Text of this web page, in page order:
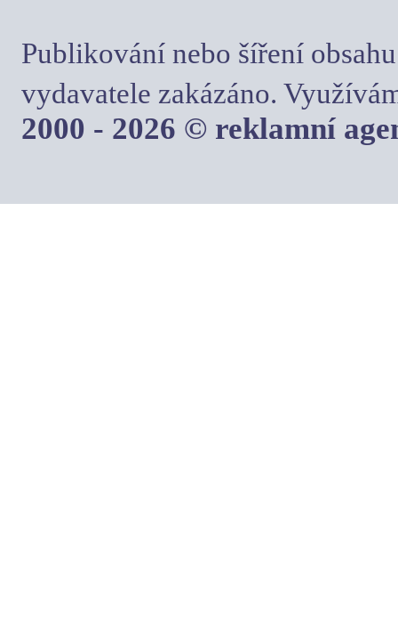
Publikování nebo šíření
vydavatele zakázáno.
2000 - 2026 © reklamní